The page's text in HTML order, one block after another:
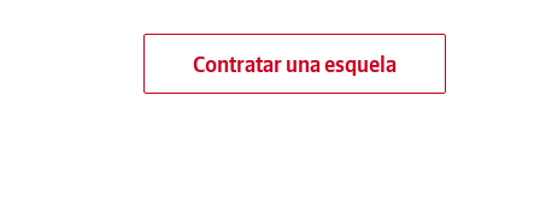
Contratar una esquela